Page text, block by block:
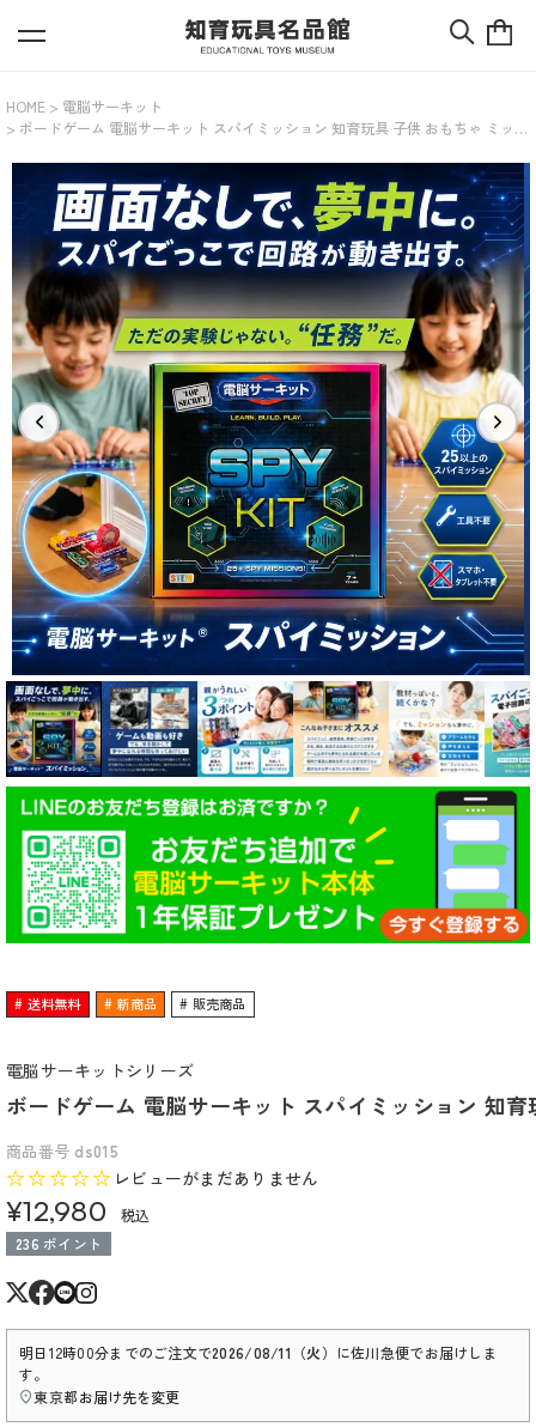
HOME
電脳サーキット
ボードゲーム 電脳サーキット スパイミッション 知育玩具 子供 おもちゃ ミッシ
科学 サイエンス 玩具 指先 問題解決 論理的思考
送料無料 新商品 販売商品
電脳サーキットシリーズ
ボードゲーム 電脳サーキット スパイミッション 知
商品番号 ds015
レビューがまだありません
¥12,980
税込
236 ポイント
明日12時00分までのご注文で2026/08/11（火） に佐川急便でお届けしま
す。
東京都お届け先を変更